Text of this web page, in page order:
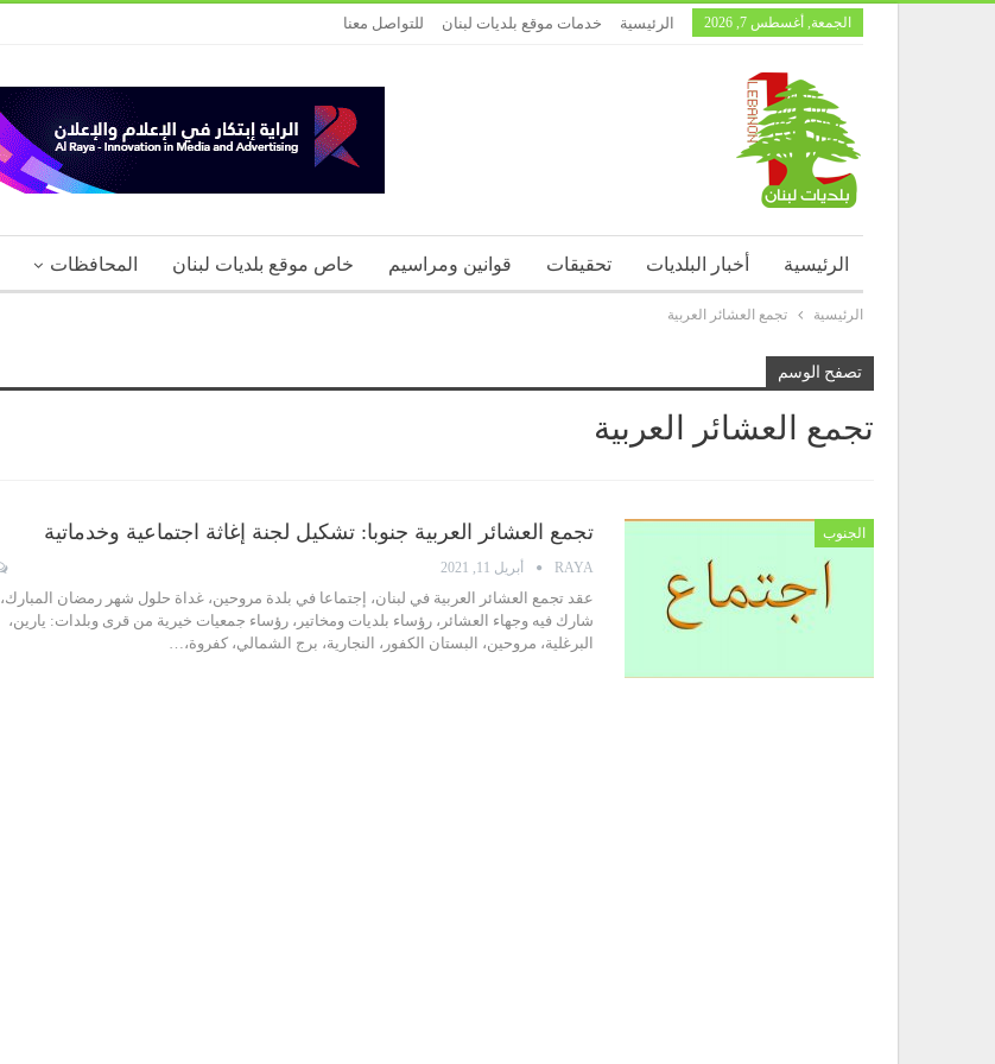
الجمعة, أغسطس 7, 2026 الرئيسية خدمات موقع بلديات لبنان للتواصل معنا
الرئيسية أخبار البلديات تحقيقات قوانين ومراسيم خاص موقع بلديات لبنان المحافظات
الرئيسية تجمع العشائر العربية
تصفح الوسم
تجمع العشائر العربية
الجنوب تجمع العشائر العربية جنوبا: تشكيل لجنة إغاثة اجتماعية وخدماتية
RAYA أبريل 11, 2021
عقد تجمع العشائر العربية في لبنان، إجتماعا في بلدة مروحين، غداة حلول شهر رمضان المبارك،
شارك فيه وجهاء العشائر، رؤساء بلديات ومخاتير، رؤساء جمعيات خيرية من قرى وبلدات: يارين،
البرغلية، مروحين، البستان الكفور، النجارية، برج الشمالي، كفروة،…